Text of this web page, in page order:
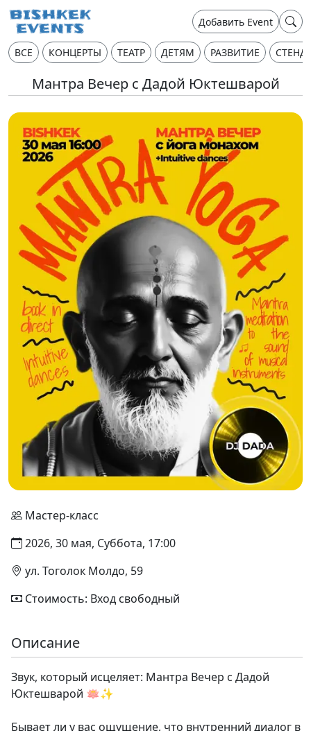
Добавить Event
ВСЕ КОНЦЕРТЫ ТЕАТР ДЕТЯМ РАЗВИТИЕ
Мантра Вечер с Дадой Юктешварой
Мастер-класс
2026, 30 мая, Суббота, 17:00
ул. Тоголок Молдо, 59
Стоимость: Вход свободный
Описание
Звук, который исцеляет: Мантра Вечер с Дадой
Юктешварой 🪷✨
Бывает ли у вас ощущение, что внутренний диалог в